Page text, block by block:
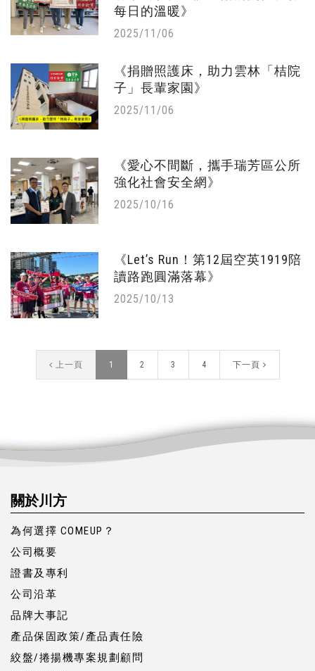
每日的溫暖》
2025/11/06
《捐贈照護床，助力雲林「桔院
子」長輩家園》
2025/11/06
《愛心不間斷，攜手瑞芳區公所
強化社會安全網》
2025/10/16
《Let’s Run！第12屆空英1919陪
讀路跑圓滿落幕》
2025/10/13
上一頁 1 2 3 4 下一頁
關於川方
為何選擇 COMEUP？
公司概要
證書及專利
公司沿革
品牌大事記
產品保固政策/產品責任險
絞盤/捲揚機專案規劃顧問